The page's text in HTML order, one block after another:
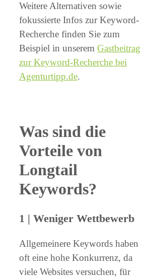
Weitere Alternativen sowie
fokussierte Infos zur Keyword-
Recherche finden Sie zum
Beispiel in unserem Gastbeitrag
zur Keyword-Recherche bei
Agenturtipp.de.
Was sind die
Vorteile von
Longtail
Keywords?
1 | Weniger Wettbewerb
Allgemeinere Keywords haben
oft eine hohe Konkurrenz, da
viele Websites versuchen, für